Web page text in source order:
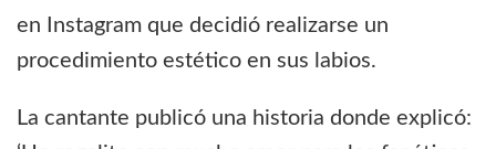
en Instagram que decidió realizarse un
procedimiento estético en sus labios.
La cantante publicó una historia donde explicó: